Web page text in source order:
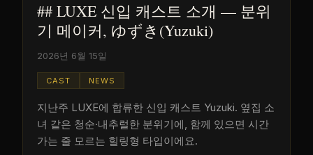
## LUXE 신입 캐스트 소개 — 분위
기 메이커, ゆずき(Yuzuki)
2026년 6월 15일
CAST NEWS
지난주 LUXE에 합류한 신입 캐스트 Yuzuki. 옆집 소
녀 같은 청순·내추럴한 분위기에, 함께 있으면 시간
가는 줄 모르는 힐링형 타입이에요.